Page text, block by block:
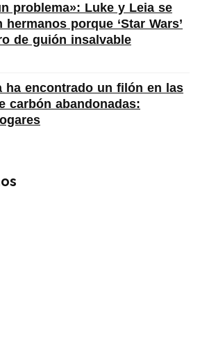
problema»: Luke y Leia se
porque ‘Star Wars’
de guión insalvable
ha encontrado un filón en las
carbón abandonadas: